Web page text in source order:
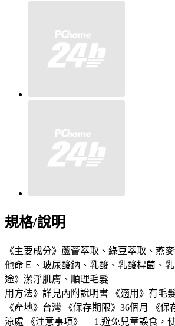
規格/說明
《主要成分》蘆薈萃取、綠豆萃取、燕
他命Ｅ、玻尿酸鈉、乳酸、乳酸桿菌、
途》潔淨肌膚、順
用方法》詳見內附說明書 《適用》有毛
《產地》台灣 《保存期限》36個月 《
涼處 《注意事項》 1.避免兒童誤食，